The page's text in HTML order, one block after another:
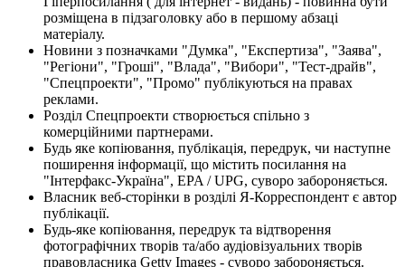
розміщена в підзаголовку або в першому абзаці
матеріалу.
Новини з позначками "Думка", "Експертиза", "Заява",
"Регіони", "Гроші", "Влада", "Вибори", "Тест-драйв",
"Спецпроекти", "Промо" публікуються на правах
реклами.
Розділ Спецпроекти створюється спільно з
комерційними партнерами.
Будь яке копіювання, публікація, передрук, чи наступне
поширення інформації, що містить посилання на
"Інтерфакс-Україна", EPA / UPG, суворо забороняється.
Власник веб-сторінки в розділі Я-Корреспондент є автор
публікації.
Будь-яке копіювання, передрук та відтворення
фотографічних творів та/або аудіовізуальних творів
правовласника Getty Images - суворо забороняється.